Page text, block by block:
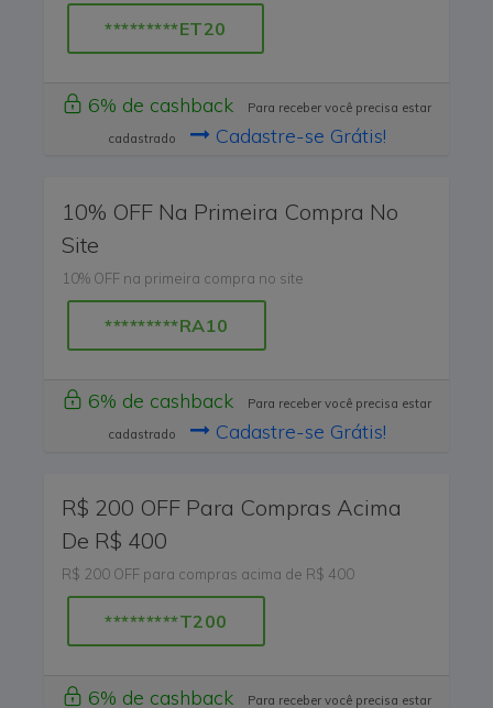
*********ET20
6% de cashback
Para receber você precisa estar
cadastrado
Cadastre-se Grátis!
10% OFF Na Primeira Compra No
Site
10% OFF na primeira compra no site
*********RA10
6% de cashback
Para receber você precisa estar
cadastrado
Cadastre-se Grátis!
R$ 200 OFF Para Compras Acima
De R$ 400
R$ 200 OFF para compras acima de R$ 400
*********T200
6% de cashback Para receber você precisa estar